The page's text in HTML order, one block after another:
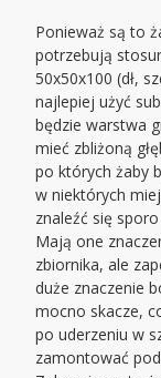
Ponieważ są to
potrzebują
50x50x100 (dł,
najlepiej użyć
będzie warstwa
mieć zbliżoną
po których żaby
w niektórych
znaleźć się
Mają one
zbiornika, ale
duże znaczenie
mocno skacze,
po uderzeniu w
zamontować